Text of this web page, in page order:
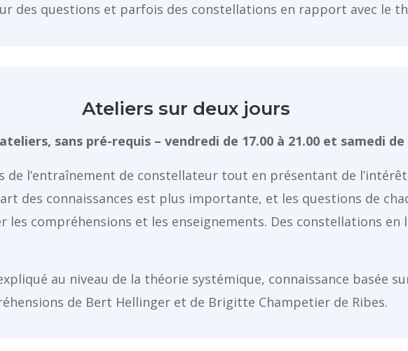
des questions et parfois des constellations en rapport avec le
Ateliers sur deux jours
sans pré-requis – vendredi de 17.00 à 21.00 et samedi de
de l’entraînement de constellateur tout en présentant de
des connaissances est plus importante, et les questions de
compréhensions et les enseignements. Des constellations en
au niveau de la théorie systémique, connaissance basée
de Bert Hellinger et de Brigitte Champetier de Ribes.